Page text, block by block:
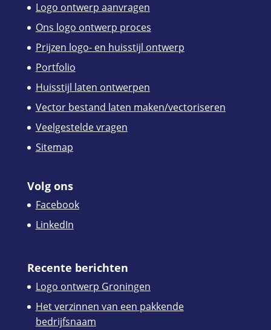
Logo ontwerp aanvragen
Ons logo ontwerp proces
Prijzen logo- en huisstijl ontwerp
Portfolio
Huisstijl laten ontwerpen
Vector bestand laten maken/vectoriseren
Veelgestelde vragen
Sitemap
Volg ons
Facebook
LinkedIn
Recente berichten
Logo ontwerp Groningen
Het verzinnen van een pakkende
bedrijfsnaam